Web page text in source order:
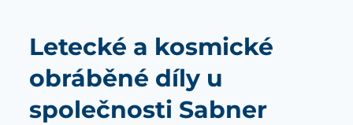
Letecké a kosmické
obráběné díly u
společnosti Sabner